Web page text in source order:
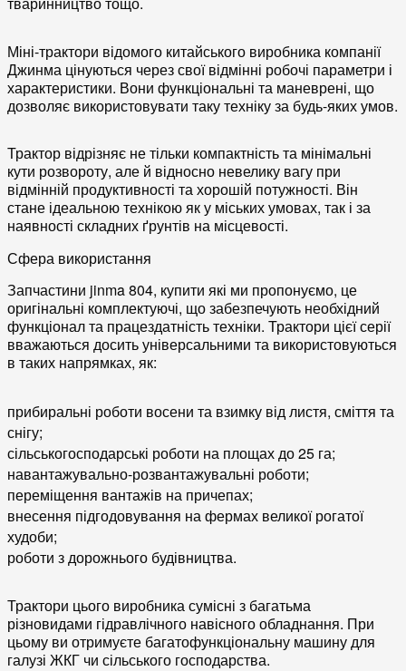
Міні-трактори відомого китайського виробника компанії
Джинма цінуються через свої відмінні робочі параметри і
характеристики. Вони функціональні та маневрені, що
дозволяє використовувати таку техніку за будь-яких умов.
Трактор відрізняє не тільки компактність та мінімальні
кути розвороту, але й відносно невелику вагу при
відмінній продуктивності та хорошій потужності. Він
стане ідеальною технікою як у міських умовах, так і за
наявності складних ґрунтів на місцевості.
Сфера використання
Запчастини jinma 804, купити які ми пропонуємо, це
оригінальні комплектуючі, що забезпечують необхідний
функціонал та працездатність техніки. Трактори цієї серії
вважаються досить універсальними та використовуються
в таких напрямках, як:
прибиральні роботи восени та взимку від листя, сміття та
снігу;
сільськогосподарські роботи на площах до 25 га;
навантажувально-розвантажувальні роботи;
переміщення вантажів на причепах;
внесення підгодовування на фермах великої рогатої
худоби;
роботи з дорожнього будівництва.
Трактори цього виробника сумісні з багатьма
різновидами гідравлічного навісного обладнання. При
цьому ви отримуєте багатофункціональну машину для
галузі ЖКГ чи сільського господарства.